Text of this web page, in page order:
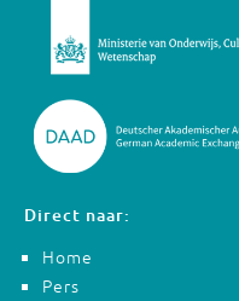
Direct naar:
Home
Pers